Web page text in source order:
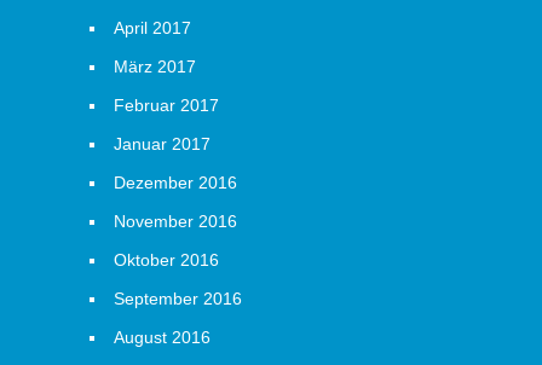
April 2017
März 2017
Februar 2017
Januar 2017
Dezember 2016
November 2016
Oktober 2016
September 2016
August 2016